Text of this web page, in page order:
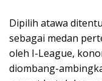
Dipilih atawa
sebagai medan
oleh I-League,
diombang-